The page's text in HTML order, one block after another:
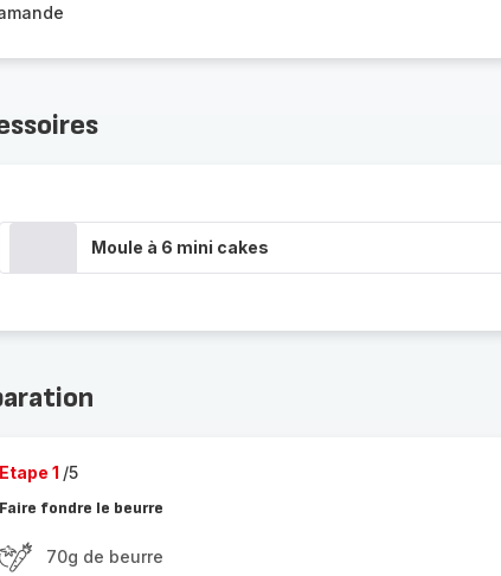
Moule à 6 mini cakes
Etape 1 /5
Faire fondre le beurre
70g de beurre